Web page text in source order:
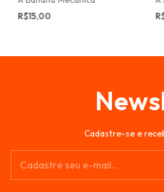
R$15,00
Cadastre-se e